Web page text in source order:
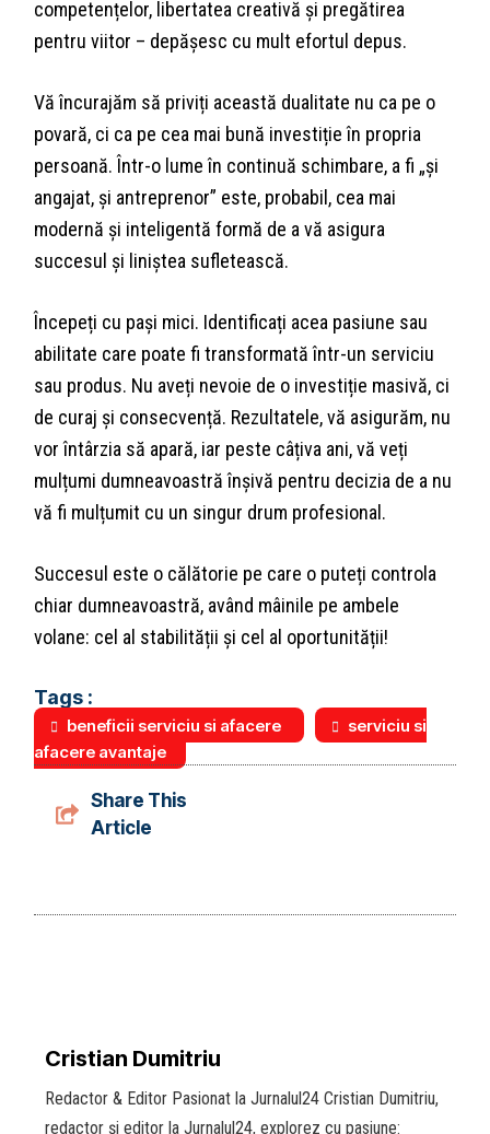
competențelor, libertatea creativă și pregătirea
pentru viitor – depășesc cu mult efortul depus.
Vă încurajăm să priviți această dualitate nu ca pe o
povară, ci ca pe cea mai bună investiție în propria
persoană. Într-o lume în continuă schimbare, a fi „și
angajat, și antreprenor” este, probabil, cea mai
modernă și inteligentă formă de a vă asigura
succesul și liniștea sufletească.
Începeți cu pași mici. Identificați acea pasiune sau
abilitate care poate fi transformată într-un serviciu
sau produs. Nu aveți nevoie de o investiție masivă, ci
de curaj și consecvență. Rezultatele, vă asigurăm, nu
vor întârzia să apară, iar peste câțiva ani, vă veți
mulțumi dumneavoastră înșivă pentru decizia de a nu
vă fi mulțumit cu un singur drum profesional.
Succesul este o călătorie pe care o puteți controla
chiar dumneavoastră, având mâinile pe ambele
volane: cel al stabilității și cel al oportunității!
Tags :
beneficii serviciu si afacere
serviciu si
afacere avantaje
Share This
Article
Cristian Dumitriu
Redactor & Editor Pasionat la Jurnalul24 Cristian Dumitriu,
redactor și editor la Jurnalul24, explorez cu pasiune: